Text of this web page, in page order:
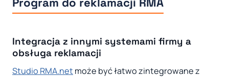
Integracja z innymi systemami firmy a
obsługa reklamacji
Studio RMA.net może być łatwo zintegrowane z